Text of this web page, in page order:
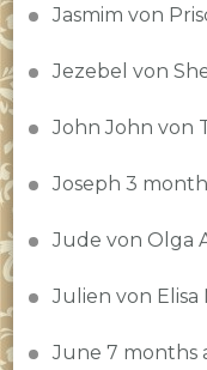
Jasmim von
Jezebel von
John John von
Joseph 3
Jude von Olga
Julien von Elisa
June 7 months